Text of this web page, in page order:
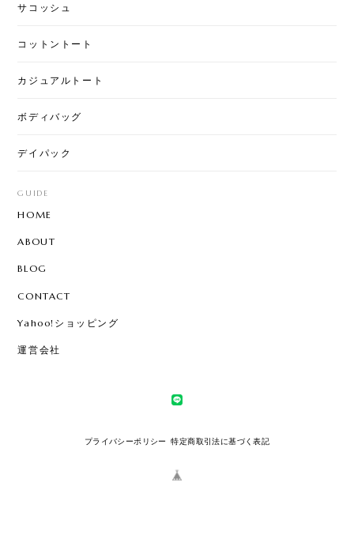
サコッシュ
コットントート
カジュアルトート
ボディバッグ
デイパック
GUIDE
HOME
ABOUT
BLOG
CONTACT
Yahoo!ショッピング
運営会社
プライバシーポリシー 特定商取引法に基づく表記